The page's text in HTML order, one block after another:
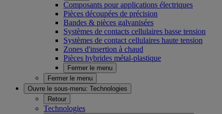
Composants pour applications électriques
Pièces découpées de précision
Bandes & pièces galvanisées
Systèmes de contacts cellulaires basse tension
Systèmes de contact cellulaires haute tension
Zones d'insertion à chaud
Pièces hybrides métal-plastique
Fermer le menu
Fermer le menu
Ouvre le sous-menu: Technologies
Retour
Technologies